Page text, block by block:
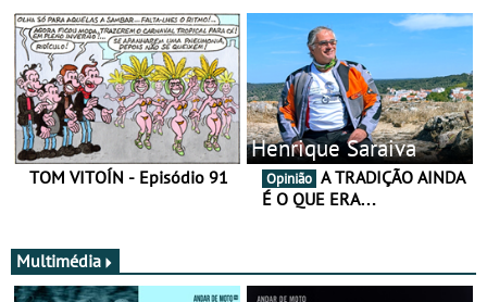
TOM VITOÍN - Episódio 91
Henrique Saraiva
Opinião
É O QUE ERA…
Multimédia